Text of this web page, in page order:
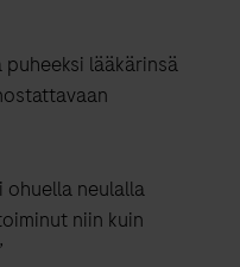
lääkärinsä
ohuella neulalla
niin kuin